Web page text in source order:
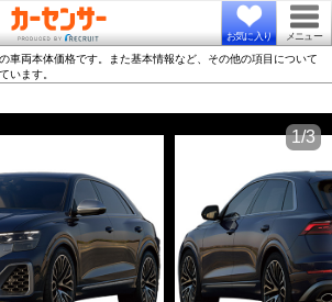
お気に入り メニュー
車両本体価格です。また基本情報など、その他の項目について
います。
1/3